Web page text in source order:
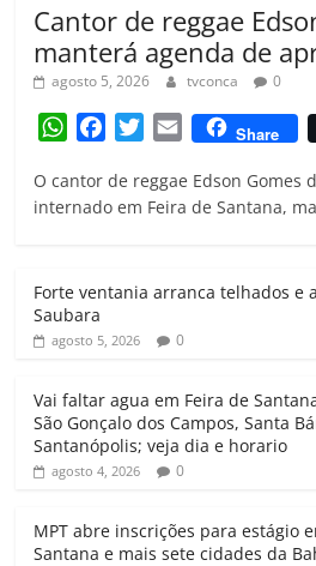
Cantor de reggae
manterá agenda de
agosto 5, 2026 tvconca 0
W
a
t
p
p
c
e
o
i
t
r
a
i
Share
O cantor de reggae Edson Gomes
internado em Feira de Santana,
Forte ventania arranca telhados e
Saubara
agosto 5, 2026 0
Vai faltar agua em Feira de
São Gonçalo dos Campos, Santa
Santanópolis; veja dia e horario
agosto 4, 2026 0
MPT abre inscrições para estágio
Santana e mais sete cidades da